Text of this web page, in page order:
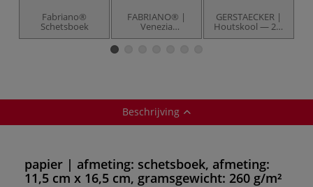
Fabriano®
Schetsboek
FABRIANO® |
Venezia
schetspapier —
GERSTAECKER |
Houtskool — 24-
set
Beschrijving
papier | afmeting: schetsboek, afmeting:
11,5 cm x 16,5 cm, gramsgewicht: 260 g/m²